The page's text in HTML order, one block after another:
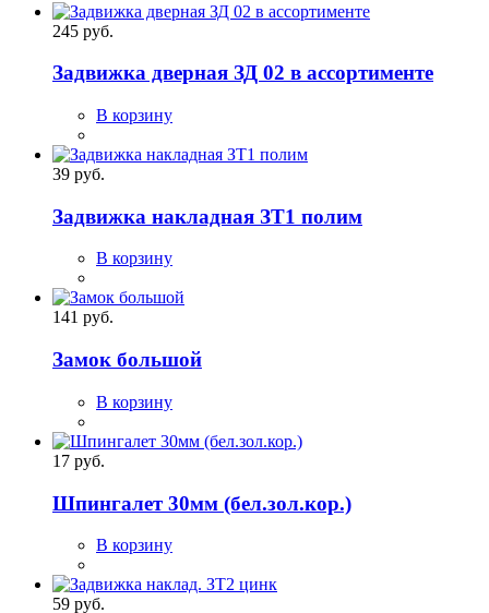
245 руб.
Задвижка дверная ЗД 02 в ассортименте
В корзину
39 руб.
Задвижка накладная ЗТ1 полим
В корзину
141 руб.
Замок большой
В корзину
17 руб.
Шпингалет 30мм (бел.зол.кор.)
В корзину
59 руб.